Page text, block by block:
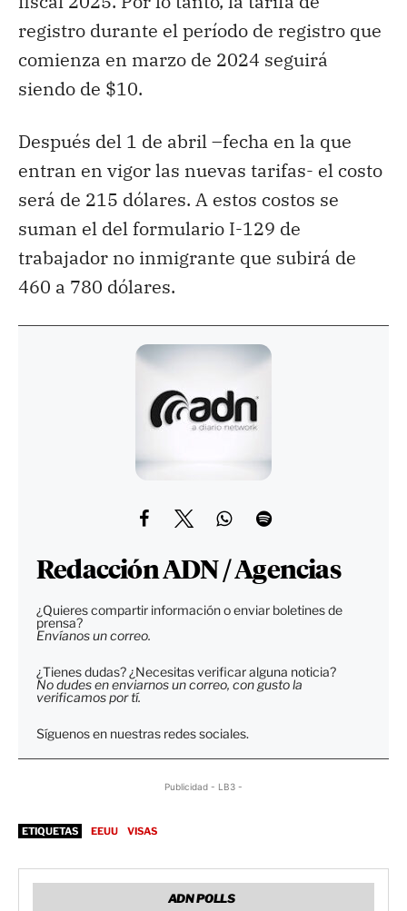
registro durante el período de registro que
comienza en marzo de 2024 seguirá
siendo de $10.
Después del 1 de abril –fecha en la que
entran en vigor las nuevas tarifas- el costo
será de 215 dólares. A estos costos se
suman el del formulario I-129 de
trabajador no inmigrante que subirá de
460 a 780 dólares.
Redacción ADN / Agencias
¿Quieres compartir información o enviar boletines de
prensa?
Envíanos un correo.
¿Tienes dudas? ¿Necesitas verificar alguna noticia?
No dudes en enviarnos un correo, con gusto la
verificamos por tí.
Síguenos en nuestras redes sociales.
Publicidad - LB3 -
ETIQUETAS EEUU VISAS
ADN POLLS